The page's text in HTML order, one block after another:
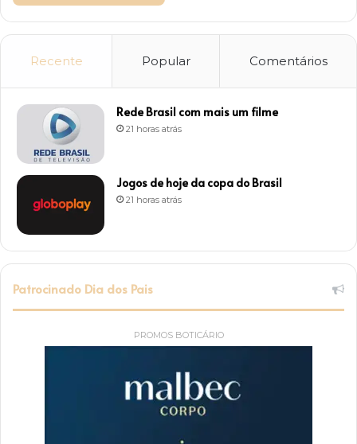
Recente Popular Comentários
Rede Brasil com mais um filme
21 horas atrás
Jogos de hoje da copa do Brasil
21 horas atrás
Patrocinado Dia dos Pais
PROMOS BOTICÁRIO